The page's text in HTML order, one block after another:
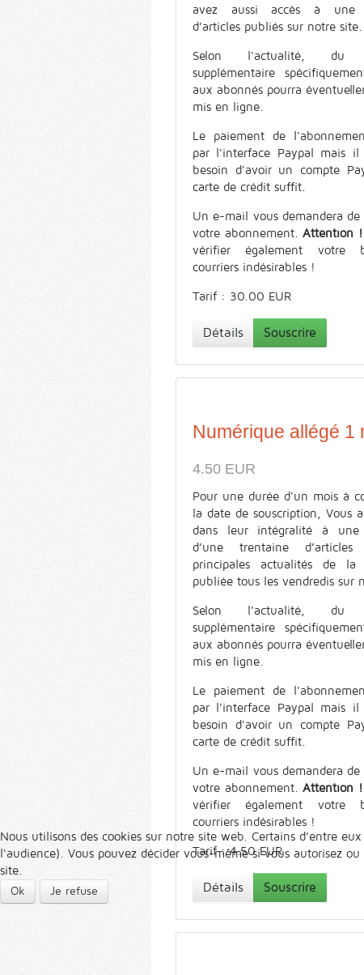
avez aussi accès à une
d’articles publiés sur notre site.
Selon l'actualité, du
supplémentaire
aux abonnés pourra
mis en ligne.
Le paiement de
par l'interface Paypal mais
besoin d'avoir un compte
carte de crédit suffit.
Un e-mail vous demandera de
votre abonnement. Attention !
vérifier également votre
courriers indésirables !
Tarif : 30.00 EUR
Détails Souscrire
Numérique allégé 1
4.50 EUR
Pour une durée d'un mois à
la date de souscription, Vous
dans leur intégralité à une
d’une trentaine
principales actualités de la
publiée tous les vendredis sur
Selon l'actualité, du
supplémentaire
aux abonnés pourra
mis en ligne.
Le paiement de
par l'interface Paypal mais
besoin d'avoir un compte
carte de crédit suffit.
Un e-mail vous demandera de
votre abonnement. Attention !
vérifier également votre
courriers indésirables !
Tarif : 4.50 EUR
Détails Souscrire
Nous utilisons des cookies sur notre site web. Certains d’entre
l'audience). Vous pouvez décider vous-même si vous autorisez
site.
Ok Je refuse